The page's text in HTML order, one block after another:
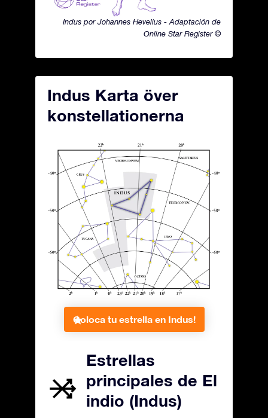
Indus por Johannes Hevelius - Adaptación de
Online Star Register ©
Indus Karta över
konstellationerna
Coloca tu estrella en Indus!
Estrellas
principales de El
indio (Indus)